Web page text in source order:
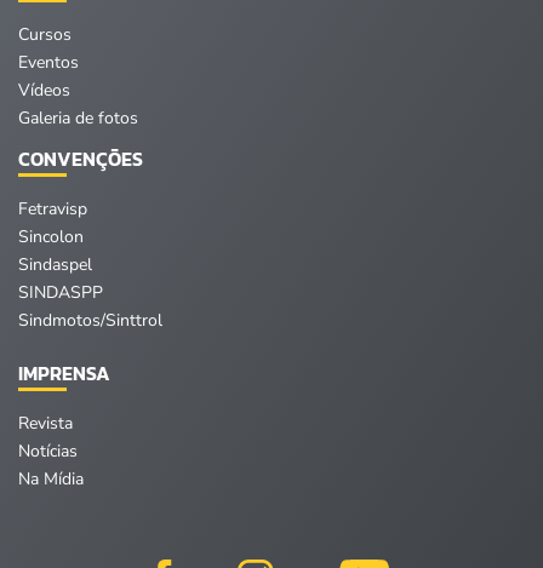
Cursos
Eventos
Vídeos
Galeria de fotos
CONVENÇÕES
Fetravisp
Sincolon
Sindaspel
SINDASPP
Sindmotos/Sinttrol
IMPRENSA
Revista
Notícias
Na Mídia